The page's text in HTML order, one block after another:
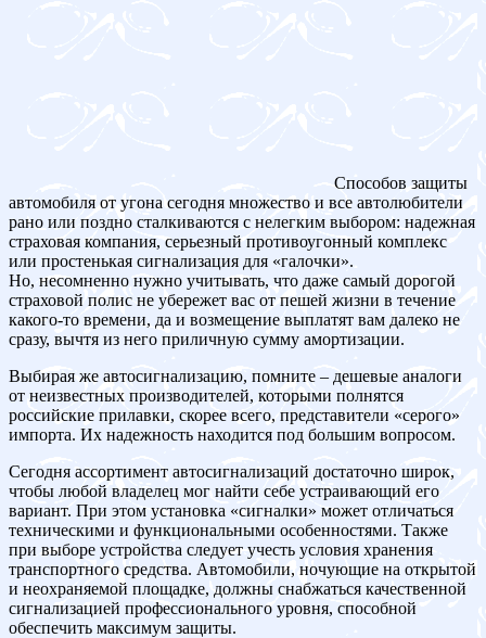
Способов защиты
автомобиля от угона сегодня множество и все автолюбители
рано или поздно сталкиваются с нелегким выбором: надежная
страховая компания, серьезный противоугонный комплекс
или простенькая сигнализация для «галочки».
Но, несомненно нужно учитывать, что даже самый дорогой
страховой полис не убережет вас от пешей жизни в течение
какого-то времени, да и возмещение выплатят вам далеко не
сразу, вычтя из него приличную сумму амортизации.
Выбирая же автосигнализацию, помните – дешевые аналоги
от неизвестных производителей, которыми полнятся
российские прилавки, скорее всего, представители «серого»
импорта. Их надежность находится под большим вопросом.
Сегодня ассортимент автосигнализаций достаточно широк,
чтобы любой владелец мог найти себе устраивающий его
вариант. При этом установка «сигналки» может отличаться
техническими и функциональными особенностями. Также
при выборе устройства следует учесть условия хранения
транспортного средства. Автомобили, ночующие на открытой
и неохраняемой площадке, должны снабжаться качественной
сигнализацией профессионального уровня, способной
обеспечить максимум защиты.